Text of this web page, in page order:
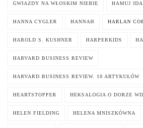
GWIAZDY NA WŁOSKIM NIEBIE HAMUJ
HANNA CYGLER HANNAH HARLAN
HAROLD S. KUSHNER HARPERKIDS
HARVARD BUSINESS REVIEW
HARVARD BUSINESS REVIEW. 10 ARTYKUŁÓW
HEARTSTOPPER HEKSALOGIA O DORZE
HELEN FIELDING HELENA MNISZKÓWNA